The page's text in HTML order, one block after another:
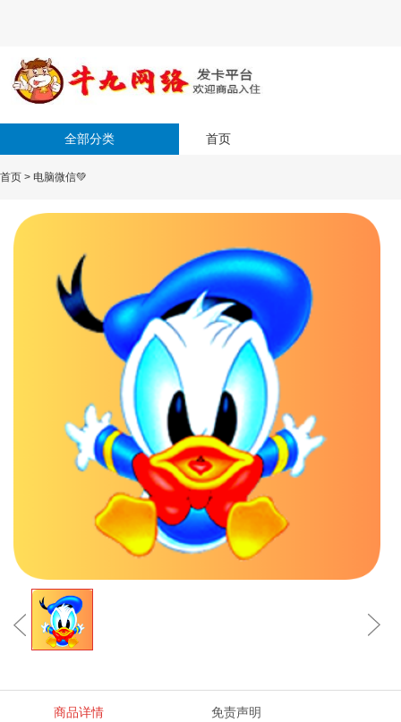
全部分类 首页
首页 > 电脑微信💚
商品详情 免责声明